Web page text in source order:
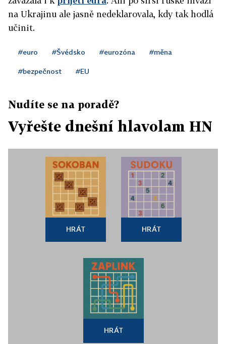
na Ukrajinu ale jasně nedeklarovala, kdy tak hodlá
učinit.
#euro #Švédsko #eurozóna #měna
#bezpečnost #EU
Nudíte se na poradě?
Vyřešte dnešní hlavolam HN
HRÁT HRÁT
HRÁT